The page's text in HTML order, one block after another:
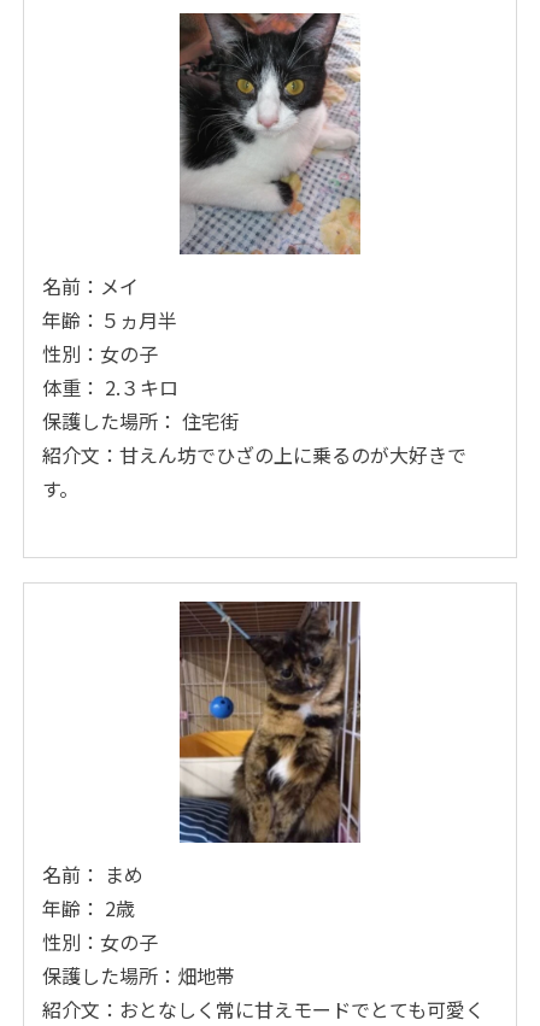
名前：メイ
年齢：５ヵ月半
性別：女の子
体重： 2.３キロ
保護した場所： 住宅街
紹介文：甘えん坊でひざの上に乗るのが大好きで
す。
名前： まめ
年齢： 2歳
性別：女の子
保護した場所：畑地帯
紹介文：おとなしく常に甘えモードでとても可愛く